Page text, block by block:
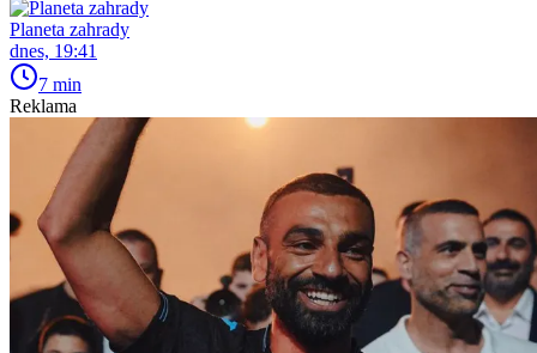
Planeta zahrady
dnes, 19:41
7 min
Reklama